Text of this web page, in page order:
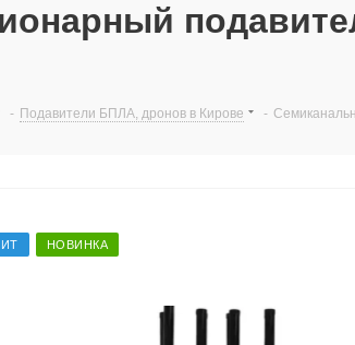
- Подавители БПЛА, дронов в Кирове -
НОВИНКА